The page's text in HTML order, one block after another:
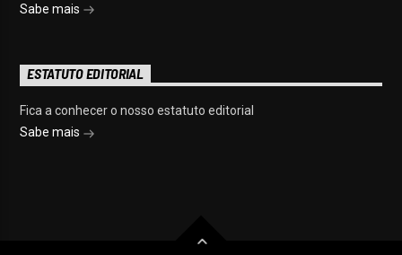
Sabe mais
ESTATUTO EDITORIAL
Fica a conhecer o nosso estatuto editorial
Sabe mais